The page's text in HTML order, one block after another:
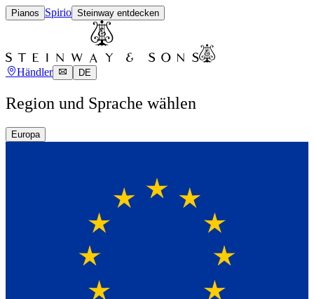
Pianos Spirio Steinway entdecken
Händler DE
Region und Sprache wählen
Europa